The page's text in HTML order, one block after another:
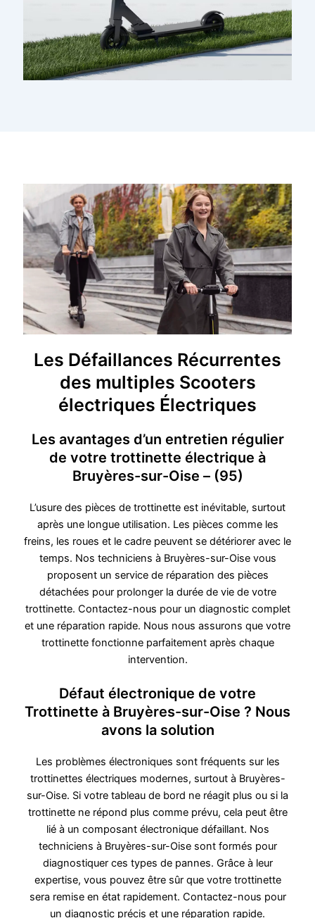
Les Défaillances Récurrentes
des multiples Scooters
électriques Électriques
Les avantages d’un entretien régulier
de votre trottinette électrique à
Bruyères-sur-Oise – (95)
L’usure des pièces de trottinette est inévitable, surtout
après une longue utilisation. Les pièces comme les
freins, les roues et le cadre peuvent se détériorer avec le
temps. Nos techniciens à Bruyères-sur-Oise vous
proposent un service de réparation des pièces
détachées pour prolonger la durée de vie de votre
trottinette. Contactez-nous pour un diagnostic complet
et une réparation rapide. Nous nous assurons que votre
trottinette fonctionne parfaitement après chaque
intervention.
Défaut électronique de votre
Trottinette à Bruyères-sur-Oise ? Nous
avons la solution
Les problèmes électroniques sont fréquents sur les
trottinettes électriques modernes, surtout à Bruyères-
sur-Oise. Si votre tableau de bord ne réagit plus ou si la
trottinette ne répond plus comme prévu, cela peut être
lié à un composant électronique défaillant. Nos
techniciens à Bruyères-sur-Oise sont formés pour
diagnostiquer ces types de pannes. Grâce à leur
expertise, vous pouvez être sûr que votre trottinette
sera remise en état rapidement. Contactez-nous pour
un diagnostic précis et une réparation rapide.